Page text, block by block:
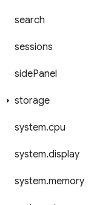
search
sessions
sidePanel
storage
system.cpu
system.display
system.memory